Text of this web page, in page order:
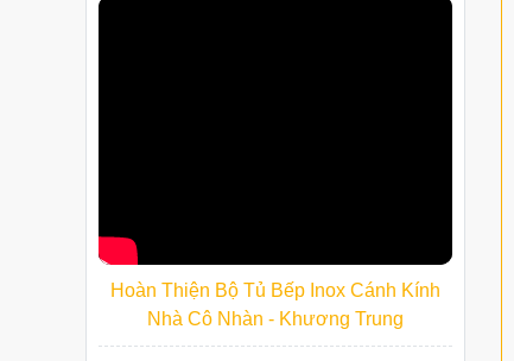
Hoàn Thiện Bộ Tủ Bếp Inox Cánh Kính
Nhà Cô Nhàn - Khương Trung